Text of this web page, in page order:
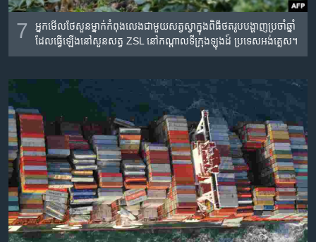
7
អ្នក​មើល​ថែ​សួន​ម្នាក់​កំពុង​លេង​ជា​មួយ​សត្វ​ស្វា​ក្នុង​​ពិធី​ថត​រូប​បង្ហាញ​ប្រចាំ​ឆ្នាំ
ដែល​ធ្វើ​ឡើង​នៅ​​សួន​សត្វ ZSL នៅ​កណ្ដាល​ទីក្រុង​ឡុងដ៍ ប្រទេស​អង់គ្លេស។